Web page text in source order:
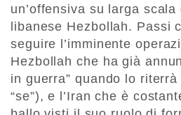
un’offensiva su larga
libanese Hezbollah. Passi
seguire l’imminente
Hezbollah che ha già
in guerra” quando lo
“se”), e l’Iran che è